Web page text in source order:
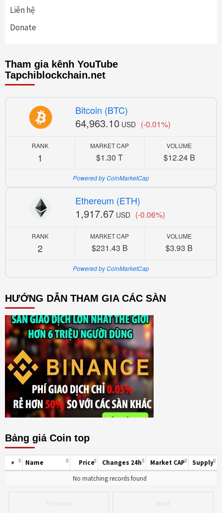
Liên hệ
Donate
Tham gia kênh YouTube
Tapchiblockchain.net
Bitcoin (BTC)
64,963.10 USD (-0.01%)
RANK
1
MARKET CAP
$1.30 T
VOLUME
$12.24 B
Powered by CoinMarketCap
Ethereum (ETH)
1,917.67 USD (-0.06%)
RANK
2
MARKET CAP
$231.43 B
VOLUME
$3.93 B
Powered by CoinMarketCap
HƯỚNG DẪN THAM GIA CÁC SÀN
Bảng giá Coin top
Previous Next
# Name Price Changes 24h Market CAP
Supply
No matching records found